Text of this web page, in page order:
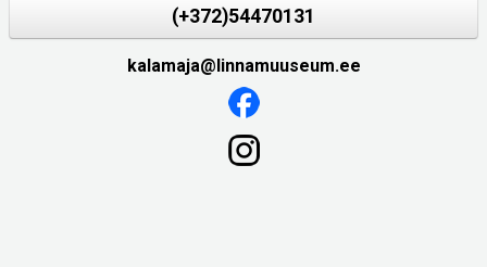
(+372)54470131
kalamaja@linnamuuseum.ee